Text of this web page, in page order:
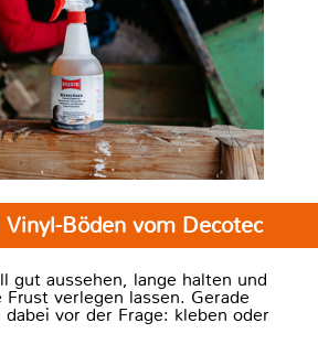
Böden vom Decotec
gut aussehen, lange halten und
verlegen lassen. Gerade
vor der Frage: kleben oder